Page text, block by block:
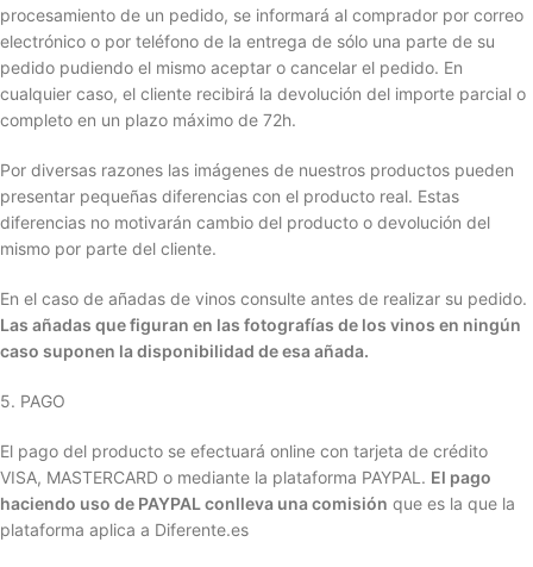
procesamiento de un pedido, se informará al comprador por correo
electrónico o por teléfono de la entrega de sólo una parte de su
pedido pudiendo el mismo aceptar o cancelar el pedido. En
cualquier caso, el cliente recibirá la devolución del importe parcial o
completo en un plazo máximo de 72h.
Por diversas razones las imágenes de nuestros productos pueden
presentar pequeñas diferencias con el producto real. Estas
diferencias no motivarán cambio del producto o devolución del
mismo por parte del cliente.
En el caso de añadas de vinos consulte antes de realizar su pedido.
Las añadas que figuran en las fotografías de los vinos en ningún
caso suponen la disponibilidad de esa añada.
5. PAGO
El pago del producto se efectuará online con tarjeta de crédito
VISA, MASTERCARD o mediante la plataforma PAYPAL. El pago
haciendo uso de PAYPAL conlleva una comisión que es la que la
plataforma aplica a Diferente.es